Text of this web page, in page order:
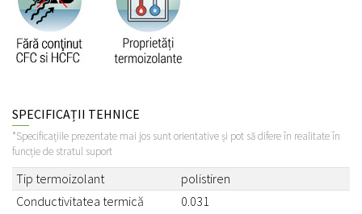
SPECIFICAȚII TEHNICE
*Specificațiile prezentate mai jos sunt orientative și pot să difere în realitate în
funcție de stratul suport
Tip termoizolant
polistiren
Conductivitatea termică
0.031